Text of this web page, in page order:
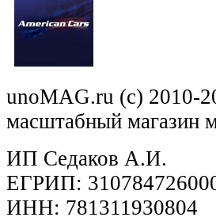
unoMAG.ru (c) 2010-
масштабный магазин
ИП Седаков А.И.
ЕГРИП:
ИНН: 781311930804